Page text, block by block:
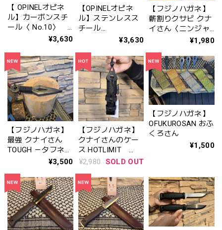
【 OPINELオピネ
ル】カーボンスチ
ール〈 No.10〉
（品番：41480）
¥3,630
【OPINELオピネ
ル】ステンレスス
チール
〈No.10〉 （品
¥3,630
【フジノハガネ】
薪割りクサビ クナ
イさん〈ニンジャ
¥1,980
【フジノハガネ】
最強 クナイさん
TOUGH －タフネス
極まる進化系¥3,500
【フジノハガネ】
クナイさんのケー
ス HOTLIMIT
ninja series
¥2,980 SOLD OUT
【フジノハガネ】
OFUKUROSAN おふ
くろさん
¥1,500